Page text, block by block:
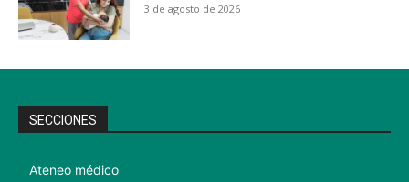
3 de agosto de 2026
SECCIONES
Ateneo médico